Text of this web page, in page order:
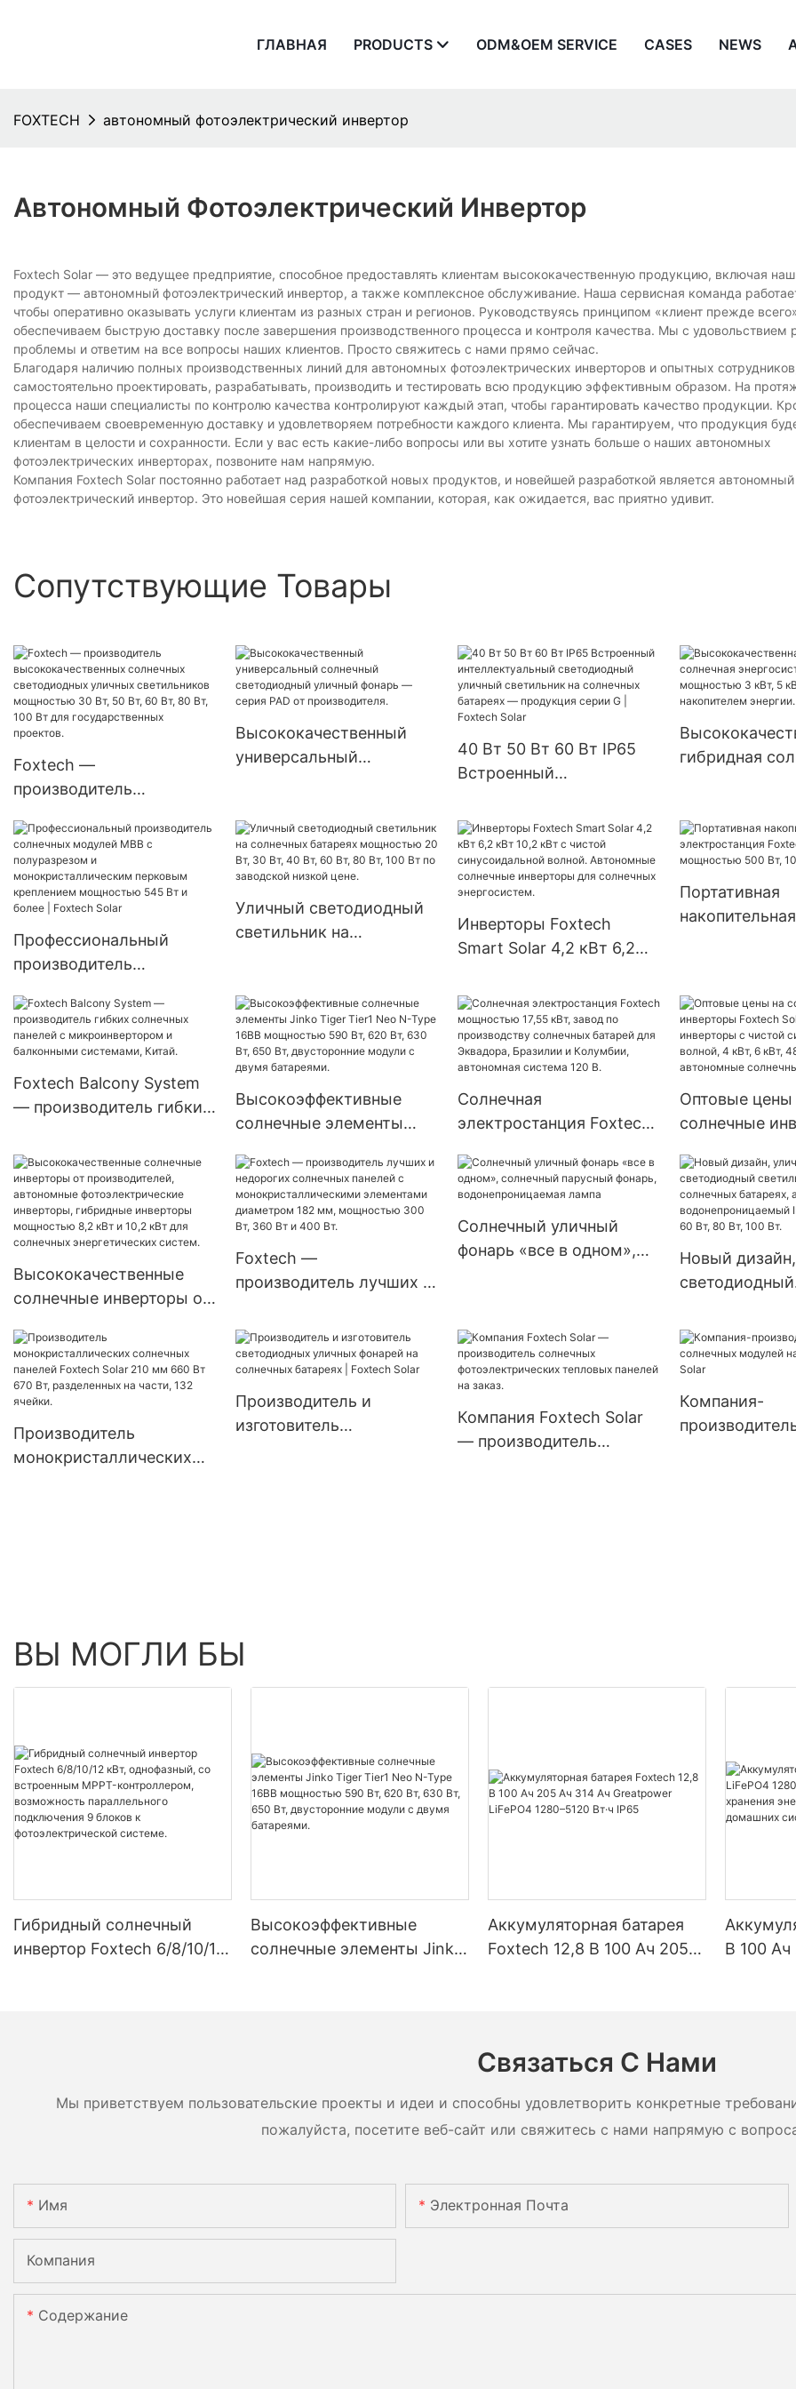
ГЛАВНАЯ PRODUCTS ODM&OEM SERVICE CASES NEWS
FOXTECH автономный фотоэлектрический инвертор
Автономный Фотоэлектрический Инвертор
Foxtech Solar — это ведущее предприятие, способное предоставлять клиентам высококачественную продукцию, включая
продукт — автономный фотоэлектрический инвертор, а также комплексное обслуживание. Наша сервисная команда
чтобы оперативно оказывать услуги клиентам из разных стран и регионов. Руководствуясь принципом «клиент прежде
обеспечиваем быструю доставку после завершения производственного процесса и контроля качества. Мы с
проблемы и ответим на все вопросы наших клиентов. Просто свяжитесь с нами прямо сейчас.
Благодаря наличию полных производственных линий для автономных фотоэлектрических инверторов и опытных
самостоятельно проектировать, разрабатывать, производить и тестировать всю продукцию эффективным образом. На
процесса наши специалисты по контролю качества контролируют каждый этап, чтобы гарантировать качество продукции.
обеспечиваем своевременную доставку и удовлетворяем потребности каждого клиента. Мы гарантируем, что продукция
​​клиентам в целости и сохранности. Если у вас есть какие-либо вопросы или вы хотите узнать больше о наших автономных
фотоэлектрических инверторах, позвоните нам напрямую.
Компания Foxtech Solar постоянно работает над разработкой новых продуктов, и новейшей разработкой является автономный
фотоэлектрический инвертор. Это новейшая серия нашей компании, которая, как ожидается, вас приятно удивит.
Сопутствующие Товары
Foxtech —
производитель
солнечных
светодиодных уличных
светильников
мощностью 30 Вт, 50 Вт,
60 Вт, 80 Вт, 100 Вт для
государственных
Высококачественный
универсальный
фонарь — серия PAD от
производителя.
40 Вт 50 Вт 60 Вт IP65
Встроенный
светодиодный уличный
светильник на
солнечных батареях —
продукция серии G |
Foxtech Solar
гибридная
и 10 кВт с
энергии.
Профессиональный
производитель
с полуразрезом и
монокристаллическим
перковым креплением
мощностью 545 Вт и
более | Foxtech Solar
Уличный светодиодный
светильник на
40 Вт, 60 Вт, 80 Вт, 100
Вт по заводской низкой
цене.
Инверторы Foxtech
Smart Solar 4,2 кВт 6,2
синусоидальной волной.
Автономные солнечные
инверторы для
солнечных
энергосистем.
Портативная
накопительная
Foxtech Balcony System
— производитель гибких
микроинвертором и
балконными системами,
Китай.
Высокоэффективные
солнечные элементы
Type 16BB мощностью
590 Вт, 620 Вт, 630 Вт,
650 Вт, двусторонние
батареями.
Солнечная
электростанция Foxtech
завод по производству
солнечных батарей для
Эквадора, Бразилии и
Колумбии, автономная
Оптовые цены
солнечные
America:
чистой
волной, 4
солнечные
Высококачественные
солнечные инверторы от
автономные
фотоэлектрические
инверторы, гибридные
8,2 кВт и 10,2 кВт для
солнечных
Foxtech —
производитель лучших и
панелей с
монокристаллическими
элементами диаметром
182 мм, мощностью 300
Вт, 360 Вт и 400 Вт.
Солнечный уличный
фонарь «все в одном»,
лампа
Новый
светодиодный
солнечных
алюминиевый,
IP66,
80 Вт, 100 Вт.
Производитель
монокристаллических
Производитель и
изготовитель
Компания Foxtech Solar
— производитель
Компания-
ВЫ МОГЛИ БЫ
Гибридный солнечный
инвертор Foxtech 6/8/10/12
фотоэлектрической
Высокоэффективные
солнечные элементы Jinko
Аккумуляторная батарея
Foxtech 12,8 В 100 Ач 205
В 100 Ач
Связаться С Нами
Мы приветствуем пользовательские проекты и идеи и способны удовлетворить конкретные
пожалуйста, посетите веб-сайт или свяжитесь с нами напрямую с
Имя Электронная Почта
Компания
Содержание